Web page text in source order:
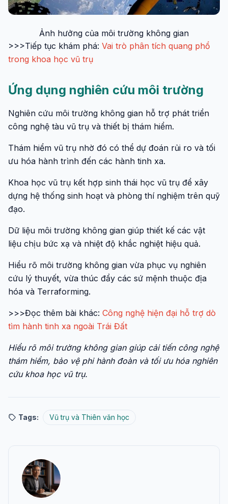
Ảnh hưởng của môi trường không gian
>>>Tiếp tục khám phá: Vai trò phân tích quang phổ
trong khoa học vũ trụ
Ứng dụng nghiên cứu môi trường
Nghiên cứu môi trường không gian hỗ trợ phát triển
công nghệ tàu vũ trụ và thiết bị thám hiểm.
Thám hiểm vũ trụ nhờ đó có thể dự đoán rủi ro và tối
ưu hóa hành trình đến các hành tinh xa.
Khoa học vũ trụ kết hợp sinh thái học vũ trụ để xây
dựng hệ thống sinh hoạt và phòng thí nghiệm trên quỹ
đạo.
Dữ liệu môi trường không gian giúp thiết kế các vật
liệu chịu bức xạ và nhiệt độ khắc nghiệt hiệu quả.
Hiểu rõ môi trường không gian vừa phục vụ nghiên
cứu lý thuyết, vừa thúc đẩy các sứ mệnh thuộc địa
hóa và Terraforming.
>>>Đọc thêm bài khác: Công nghệ hiện đại hỗ trợ dò
tìm hành tinh xa ngoài Trái Đất
Hiểu rõ môi trường không gian giúp cải tiến công nghệ
thám hiểm, bảo vệ phi hành đoàn và tối ưu hóa nghiên
cứu khoa học vũ trụ.
Tags: Vũ trụ và Thiên văn học